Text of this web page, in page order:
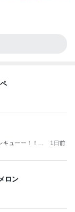
ューー！！尾
1日前
ロン